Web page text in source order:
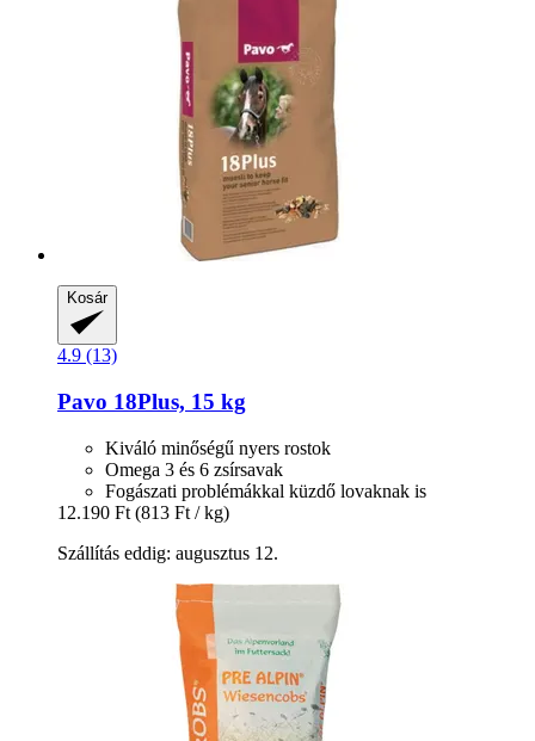
Kosár
4.9 (13)
Pavo 18Plus, 15 kg
Kiváló minőségű nyers rostok
Omega 3 és 6 zsírsavak
Fogászati problémákkal küzdő lovaknak is
12.190 Ft (813 Ft / kg)
Szállítás eddig: augusztus 12.